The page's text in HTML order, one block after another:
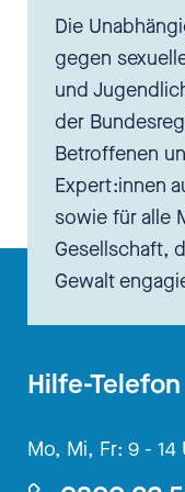
Kinder
schützen
wir in
umstellen
auch in
meinem
und auch
sexuelle
hierfür
Rüstzeug,
überhaupt
nicht weg.
Lisa Paus
Die
gegen
und
der
Betroffenen
Expert:innen
sowie für alle
Gesellschaft,
Gewalt
Hilfe-Telefon
Mo, Mi, Fr: 9 - 14